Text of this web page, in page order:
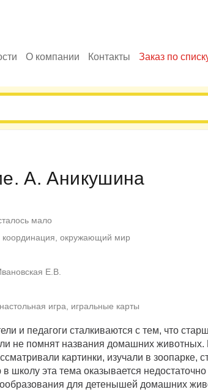
О компании Контакты
Заказ по
А. Аникушина
мало
координация, окружающий мир
Е.В.
игра, игральные карты
и педагоги сталкиваются с тем, что
не помнят названия домашних
картинки, изучали в зоопарке,
школу эта тема оказывается
для детенышей домашних